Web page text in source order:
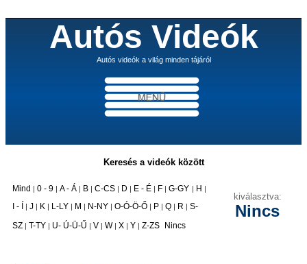
Autós Videók
Autós videók a világ minden tájáról
Keresés a videók között
Mind | 0 - 9 | A - Á | B | C-CS | D | E - É | F | G-GY | H |
I - Í | J | K | L-LY | M | N-NY | O-Ó-Ö-Ő | P | Q | R | S-
SZ | T-TY | U- Ú-Ü-Ű | V | W | X | Y | Z-ZS Nincs
kiválasztva:
Nincs